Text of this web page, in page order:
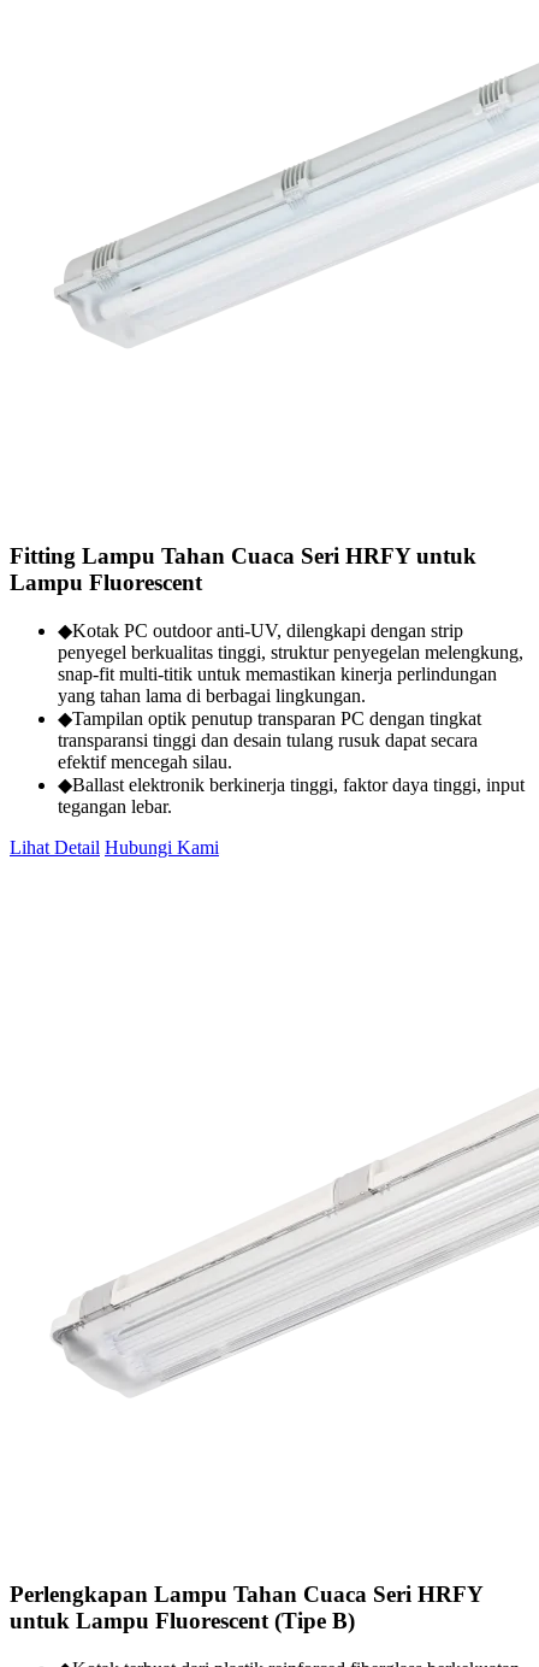
Fitting Lampu Tahan Cuaca Seri HRFY untuk
Lampu Fluorescent
◆Kotak PC outdoor anti-UV, dilengkapi dengan strip
penyegel berkualitas tinggi, struktur penyegelan melengkung,
snap-fit multi-titik untuk memastikan kinerja perlindungan
yang tahan lama di berbagai lingkungan.
◆Tampilan optik penutup transparan PC dengan tingkat
transparansi tinggi dan desain tulang rusuk dapat secara
efektif mencegah silau.
◆Ballast elektronik berkinerja tinggi, faktor daya tinggi, input
tegangan lebar.
Lihat Detail Hubungi Kami
Perlengkapan Lampu Tahan Cuaca Seri HRFY
untuk Lampu Fluorescent (Tipe B)